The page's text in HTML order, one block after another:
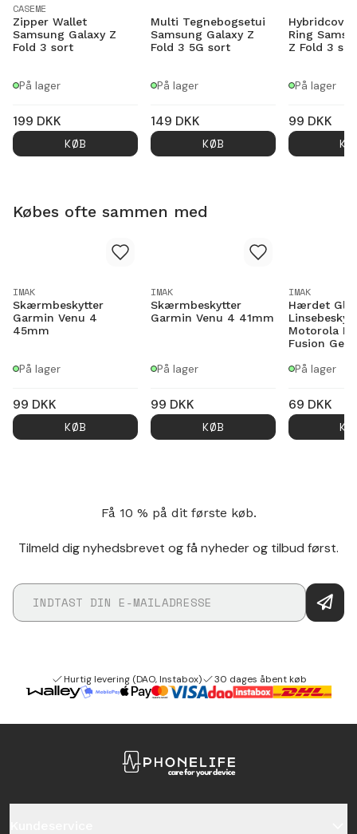
CASEME
Zipper Wallet
Samsung Galaxy Z
Fold 3 sort
På lager
199 DKK
KØB
Multi Tegnebogsetui
Samsung Galaxy Z
Fold 3 5G sort
På lager
149 DKK
KØB
Ring
Z Fold 3
På lager
99 DKK
Købes ofte sammen med
IMAK
Skærmbeskytter
Garmin Venu 4
45mm
På lager
99 DKK
KØB
IMAK
Skærmbeskytter
Garmin Venu 4 41mm
På lager
99 DKK
KØB
IMAK
Hærdet Glas
Motorola
Fusion
På lager
69 DKK
Få 10 % på dit første køb.
Tilmeld dig nyhedsbrevet og få nyheder og tilbud først.
Hurtig levering (DAO, Instabox) 30 dages åbent køb